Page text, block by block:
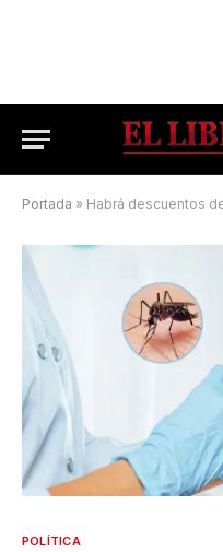
Portada » Habrá descuentos del
POLÍTICA